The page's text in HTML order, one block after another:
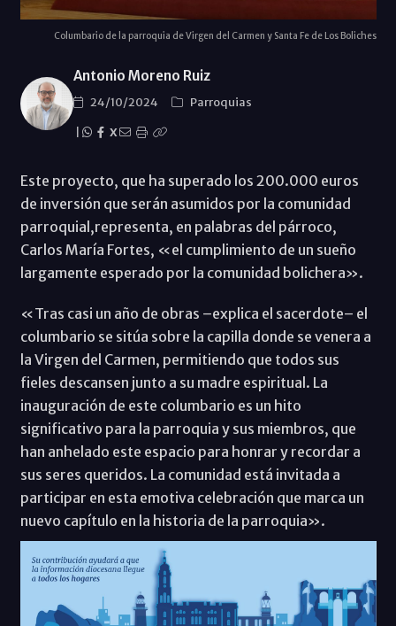
Columbario de la parroquia de Virgen del Carmen y Santa Fe de Los Boliches
Antonio Moreno Ruiz
24/10/2024
Parroquias
X
Este proyecto, que ha superado los 200.000 euros
de inversión que serán asumidos por la comunidad
parroquial,representa, en palabras del párroco,
Carlos María Fortes, «el cumplimiento de un sueño
largamente esperado por la comunidad bolichera».
«Tras casi un año de obras –explica el sacerdote– el
columbario se sitúa sobre la capilla donde se venera a
la Virgen del Carmen, permitiendo que todos sus
fieles descansen junto a su madre espiritual. La
inauguración de este columbario es un hito
significativo para la parroquia y sus miembros, que
han anhelado este espacio para honrar y recordar a
sus seres queridos. La comunidad está invitada a
participar en esta emotiva celebración que marca un
nuevo capítulo en la historia de la parroquia».